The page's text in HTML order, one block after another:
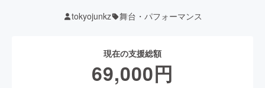
tokyojunkz 舞台・パフォーマンス
現在の支援総額
69,000円